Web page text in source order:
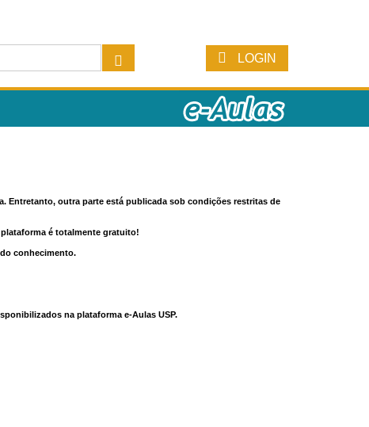
LOGIN
Entretanto, outra parte está publicada sob condições restritas de
é totalmente gratuito!
conhecimento.
na plataforma e-Aulas USP.